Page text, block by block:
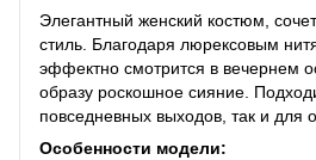
Элегантный женский костюм,
стиль. Благодаря люрексовым
эффектно смотрится в вечернем
образу роскошное сияние.
повседневных выходов, так и для
Особенности модели: